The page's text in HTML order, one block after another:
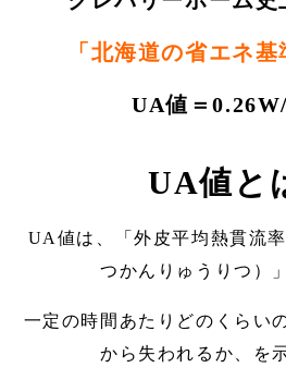
「北海道の省エネ基
UA値＝
UA値と
UA値は、「外皮平均熱貫流
つかんりゅうりつ）
一定の時間あたりどのくらい
から失われるか、を